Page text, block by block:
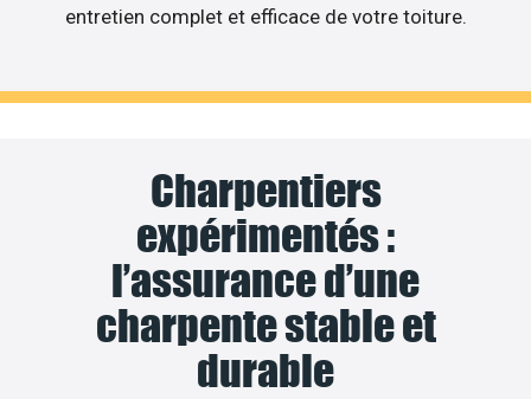
entretien complet et efficace de votre toiture.
Charpentiers
expérimentés :
l’assurance d’une
charpente stable et
durable